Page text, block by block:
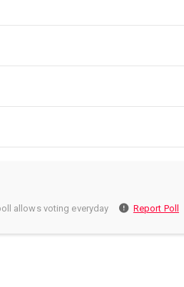
allows voting everyday Report Poll